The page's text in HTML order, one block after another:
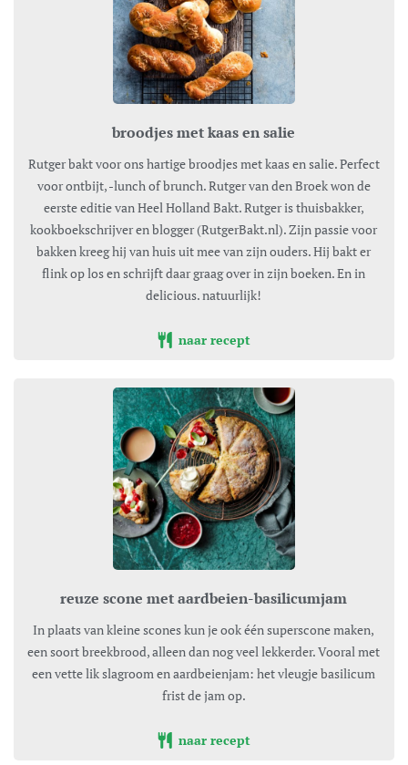
broodjes met kaas en salie
Rutger bakt voor ons hartige broodjes met kaas en salie. Perfect
voor ontbijt, -lunch of brunch. Rutger van den Broek won de
eerste editie van Heel Holland Bakt. Rutger is thuisbakker,
kookboekschrijver en blogger (RutgerBakt.nl). Zijn passie voor
bakken kreeg hij van huis uit mee van zijn ouders. Hij bakt er
flink op los en schrijft daar graag over in zijn boeken. En in
delicious. natuurlijk!
naar recept
reuze scone met aardbeien-basilicumjam
In plaats van kleine scones kun je ook één superscone maken,
een soort breekbrood, alleen dan nog veel lekkerder. Vooral met
een vette lik slagroom en aardbeienjam: het vleugje basilicum
frist de jam op.
naar recept